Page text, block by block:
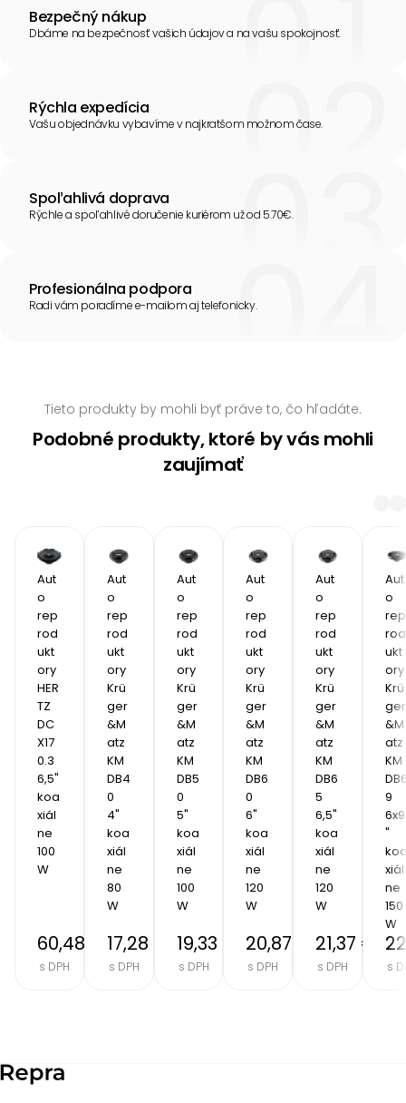
Bezpečný nákup
Dbáme na bezpečnosť vašich údajov a na vašu spokojnosť.
Rýchla expedícia
Vašu objednávku vybavíme v najkratšom možnom čase.
Spoľahlivá doprava
Rýchle a spoľahlivé doručenie kuriérom už od 5.70€.
Profesionálna podpora
Radi vám poradíme e-mailom aj telefonicky.
Tieto produkty by mohli byť práve to, čo hľadáte.
Podobné produkty, ktoré by vás mohli
zaujímať
Aut
o
rep
rod
ukt
ory
HER
TZ
DC
X17
0.3
6,5"
koa
xiál
ne
100
W
60,48 €
s DPH
Aut
o
rep
rod
ukt
ory
Krü
ger
&M
atz
KM
DB4
0
4"
koa
xiál
ne
80
W
17,28 €
s DPH
Aut
o
rep
rod
ukt
ory
Krü
ger
&M
atz
KM
DB5
0
5"
koa
xiál
ne
100
W
19,33 €
s DPH
Aut
o
rep
rod
ukt
ory
Krü
ger
&M
atz
KM
DB6
0
6"
koa
xiál
ne
120
W
20,87 €
s DPH
Aut
o
rep
rod
ukt
ory
Krü
ger
&M
atz
KM
DB6
5
6,5"
koa
xiál
ne
120
W
21,37 €
s DPH
Aut
o
rep
rod
ukt
ory
Krü
ger
&M
atz
KM
9
6x9
"
xiál
ne
150
W
s